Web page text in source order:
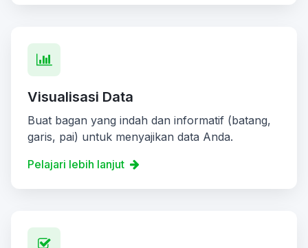
Visualisasi Data
Buat bagan yang indah dan informatif (batang,
garis, pai) untuk menyajikan data Anda.
Pelajari lebih lanjut